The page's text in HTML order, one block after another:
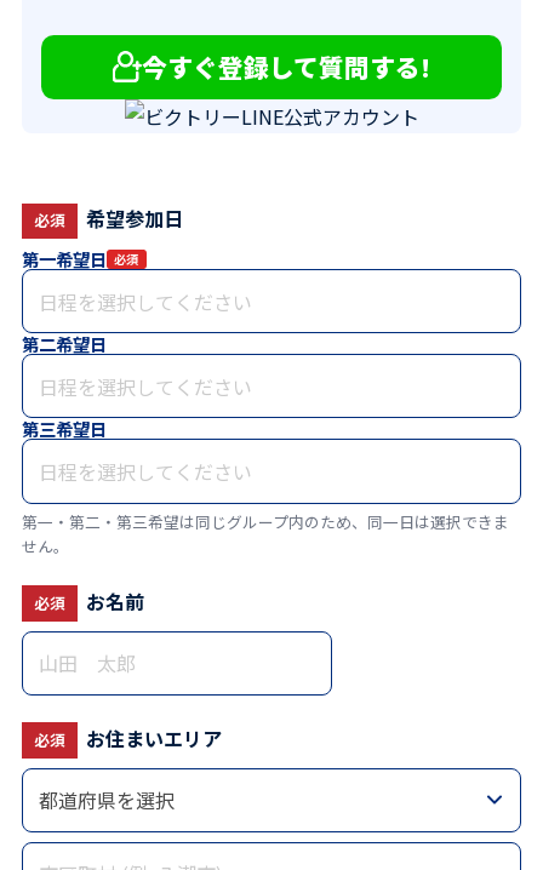
今すぐ登録して質問する!
必須 希望参加日
第一希望日 必須
第二希望日
第三希望日
第一・第二・第三希望は同じグループ内のため、同一日は選択できま
せん。
必須 お名前
必須 お住まいエリア